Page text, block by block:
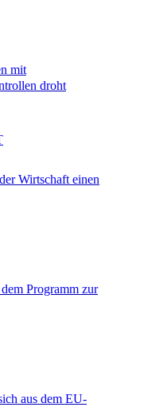
mit
droht
Wirtschaft einen
Programm zur
aus dem EU-